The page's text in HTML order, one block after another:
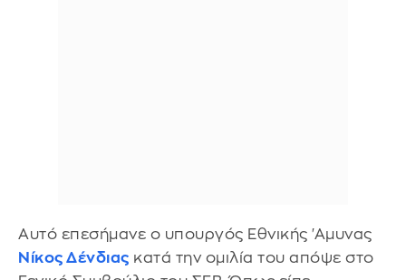
Αυτό επεσήμανε ο υπουργός Εθνικής 'Αμυνας
Νίκος Δένδιας κατά την ομιλία του απόψε στο